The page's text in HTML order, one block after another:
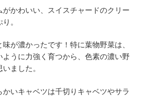
がかわいい、スイスチャードのクリー
。
が濃かったです！特に葉物野菜は、
ように力強く育つから、色素の濃い野
ました。
かいキャベツは千切りキャベツやサラ